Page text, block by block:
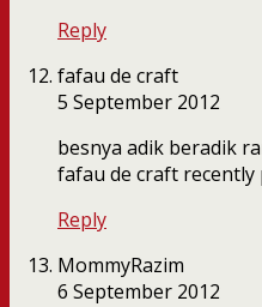
Reply
fafau de craft
5 September 2012
besnya adik beradik
fafau de craft recently
Reply
MommyRazim
6 September 2012